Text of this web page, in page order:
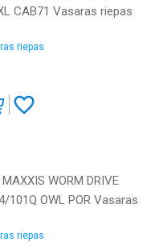
CAB71 Vasaras riepas
riepas
WORM DRIVE
101Q OWL POR Vasaras
riepas